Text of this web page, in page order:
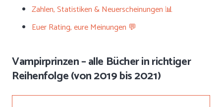
Zahlen, Statistiken & Neuerscheinungen 📊
Euer Rating, eure Meinungen 💬
Vampirprinzen – alle Bücher in richtiger
Reihenfolge (von 2019 bis 2021)